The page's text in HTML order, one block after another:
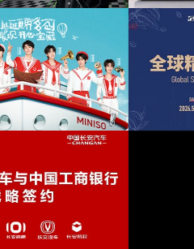
摄影
促销
宣传片
电台
科技
为智慧屏Mate TV鸿蒙智家发布会提供音
乐版权
中国之选”全球精品咖啡生豆大赛提供
音乐版权